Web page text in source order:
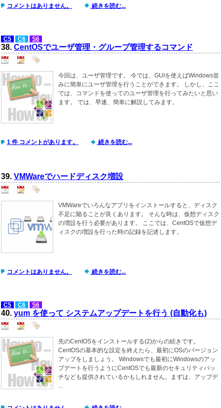
コメントはありません。 続きを読む...
C5 C6 S6
38. CentOSでユーザ管理・グループ管理するコマンド
今回は、ユーザ管理です。 今では、GUIを使えばWindows並
みに簡単にユーザ管理を行うことができます。 しかし、ここ
では、コマンドを使ってのユーザ管理を行ってみたいと思い
ます。 では、早速、簡単に解説してみます。
1 件 コメントがあります。 続きを読む...
39. VMWareでハードディスク増設
VMWareでいろんなアプリをインストールすると、ディスク
不足に陥ることが良くあります。 そんな時は、仮想ディスク
の増設を行う必要があります。 ここでは、CentOSで仮想デ
ィスクの増設を行った時の記録を記述します。
コメントはありません。 続きを読む...
C5 C6 S6
40. yum を使って システムアップデートを行う (自動化も)
先のCentOSをインストールする(2)からの続きです。
CentOSの基本的な設定を終えたら、最初にOSのバージョン
アップをしましょう。 Windowsでも最初にWindowsのアッ
プデートを行うようにCentOSでも最新のセキュリティパッ
チなども提供されているかもしれません。まずは、アップデ
...